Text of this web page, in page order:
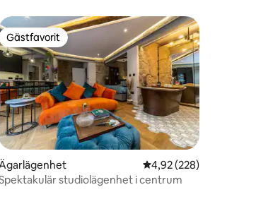
betyg, 475 omdömen
Gästfavorit
Gästfavorit
4,92 av 5 i
4,92 (228)
studiolägenhet i centrum